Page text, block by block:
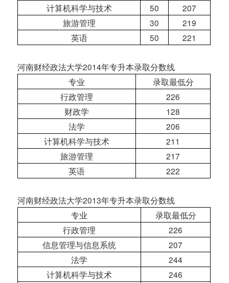
计算机科学与技术 50
207
旅游管理
30
219
英语
50 221
河南财经政法大学2014年专升本录取分数线
专业
录取最低分
行政管理
226
财政学
128
法学
206
计算机科学与技术
211
旅游管理
217
英语
222
河南财经政法大学2013年专升本录取分数线
专业
录取最低分
行政管理
226
信息管理与信息系统
207
法学
244
计算机科学与技术
246